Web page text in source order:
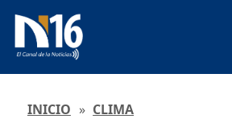
INICIO » CLIMA